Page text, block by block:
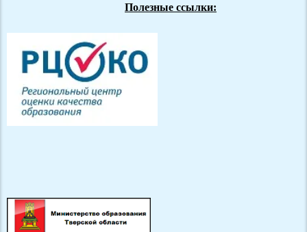
Полезные ссылки: